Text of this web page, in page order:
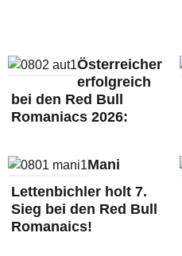
Österreicher
erfolgreich
bei den Red Bull
Romaniacs 2026:
Mani
Lettenbichler holt 7.
Sieg bei den Red Bull
Romanaics!